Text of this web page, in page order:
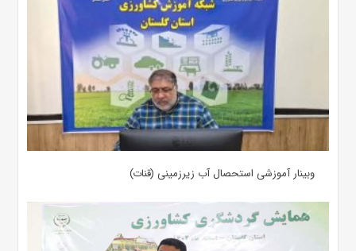
وبینار آموزشی استحصال آب زیرزمینی (قنات)